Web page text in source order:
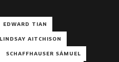
EDWARD TIAN
LINDSAY AITCHISON
SCHAFFHAUSER SÁMUEL